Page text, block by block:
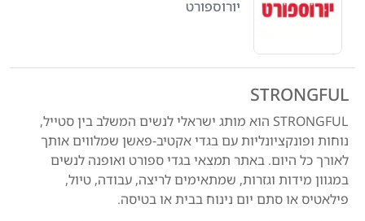
יורוספורט
STRONGFUL
STRONGFUL הוא מותג ישראלי לנשים המשלב בין סטייל,
נוחות ופונקציונליות עם בגדי אקטיב-פאשן שמלווים אותך
לאורך כל היום. באתר תמצאי בגדי ספורט ואופנה לנשים
במגוון מידות וגזרות, שמתאימים לריצה, עבודה, טיול,
פילאטיס או סתם יום נינוח בבית או בטיסה.